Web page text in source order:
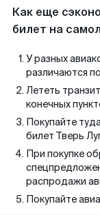
Как еще
билет на
У разных
различаются
Лететь
конечных
Покупайте
билет Тверь
При покупке
распродажи
Покупайте